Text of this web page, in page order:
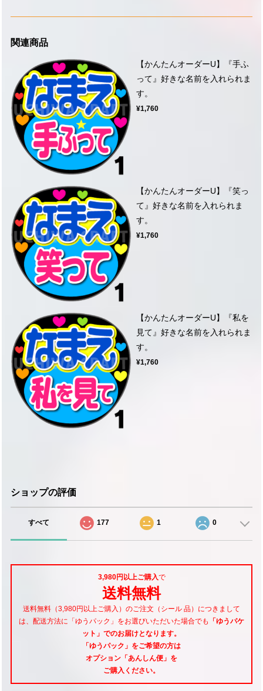
関連商品
【かんたんオーダーU】『手ふ
って』好きな名前を入れられま
す。
¥1,760
【かんたんオーダーU】『笑っ
て』好きな名前を入れられま
す。
¥1,760
【かんたんオーダーU】『私を
見て』好きな名前を入れられま
す。
¥1,760
ショップの評価
すべて 177 1 0
3,980円以上ご購入で
送料無料
送料無料（3,980円以上ご購入）のご注文（シール 品）につきまして
は、配送方法に「ゆうパック」をお選びいただいた場合でも
「ゆうパケ
ット」でのお届けとなります。
「ゆうパック」をご希望の方は
オプション「あんしん便」 を
ご購入ください。